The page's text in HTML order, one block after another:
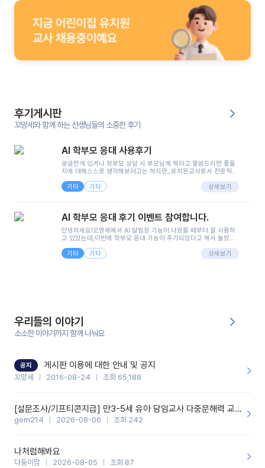
후기게시판
꼬망세와 함께 하는 선생님들의 소중한 후기
AI 학부모 응대 사용후기
궁금한게 있거나 학부모 상담 시 부모님께 뭐라고 말씀드리면 좋을
지에 대해스스로 생각해보려고는 하지만,,유치원교사로서 전문적인
려니 어려울때가...^^(저만 그런거 아니죠 ㅜㅜ)꼬망봇의 장점은 지
피티나 제미나이는 몇세이고 여자인지 남자인지 등그래도 좀 기본
정보를 제공하면서 물어봐야할 때가 있어그때마다 정보를 입력하는
으셔서 고민이 됐는데ai 학부모 응대를 써볼 수 있어서 좋았어요!앞
면..)그리고 제가 신입 때 이게 있었더라면 ㅜㅜㅜㅜ?응대 팁이 정말
좋은거 같아요지금은 그래도 아이들이 잘 이해 되지만초임 때는 정
말 어려워서 항상다른 선생님들께 도움을 요청했었거든요..ㅠ*일지
쓸 때도 좀 도움이 되는 거 같아요!
기타 기타 상세보기
AI 학부모 응대 후기 이벤트 참여합니다.
안녕하세요!꼬망세에서 AI 알림장 기능이 나왔을 때부터 잘 사용하
고 있었는데,이번에 학부모 응대 기능이 추가되었다고 해서 놀랐습
님 응대에 더 많은 부담을 느끼고 있습니다 ㅠㅠ이번에 제가 원에서
겪은 일과 학부모님께 전달드렸던 내용을 함께 보시고,저와 비슷한
을 많이 하는데,꼬망봇 덕분에 고민하는 시간을 줄이고 학부모님을
안심시킬 수 있었습니다.이 부분은 꼬망봇이 추가로 알려준 응대 tip
입니다.학부모님께 전화를 드리기 전에, 내용을 숙지하여 좀 더 전문
성 있는 교사가 되어 대화를 나눌 수 있었습니다.꼬망세 AI학부모 응
기능을 개발해 주셔서 감사합니다.
기타 기타 상세보기
우리들의 이야기
소소한 이야기까지 함께 나눠요
공지 게시판 이용에 대한 안내 및 공지
꼬망세 2016-08-24 조회 65,188
[설문조사/기프티콘지급] 만3-5세 유아 담임교사 다중문해력 교육 증진을 위한 설문조사
gem214 2026-08-06 조회 242
나처럼해봐요
다둥이맘 2026-08-05 조회 87